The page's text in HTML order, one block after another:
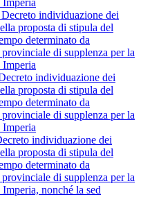
Imperia
individuazione dei
proposta di stipula del
determinato da
di supplenza per la
individuazione dei
proposta di stipula del
determinato da
di supplenza per la
individuazione dei
proposta di stipula del
determinato da
di supplenza per la
nonché la sed